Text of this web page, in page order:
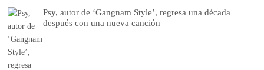
Psy, autor de ‘Gangnam Style’, regresa una década
después con una nueva canción